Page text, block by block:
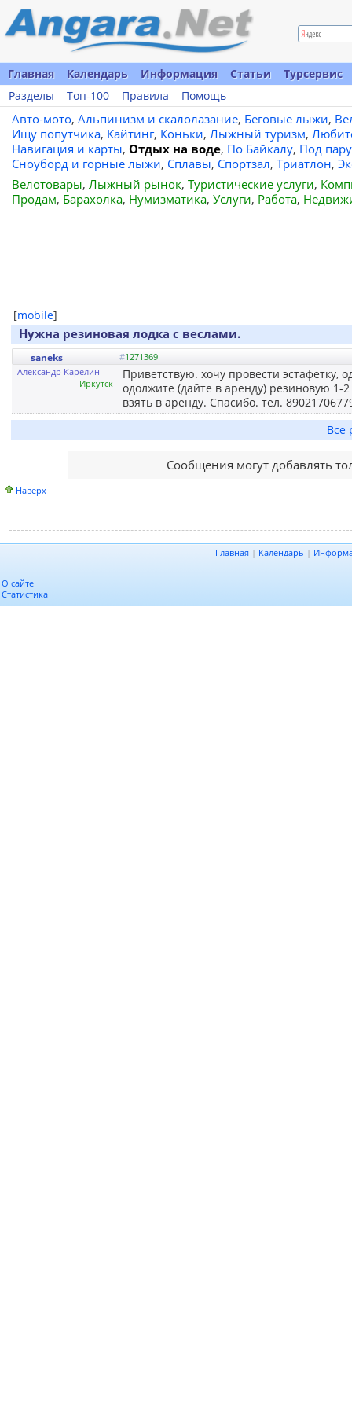
Главная Календарь Информация Статьи
Турсервис
Разделы
Топ-100 Правила Помощь
Авто-мото, Альпинизм и скалолазание, Беговые лыжи,
Ищу попутчика, Кайтинг, Коньки, Лыжный туризм,
Навигация и карты, Отдых на воде, По Байкалу, Под
Сноуборд и горные лыжи, Сплавы, Спортзал, Триатлон,
Велотовары, Лыжный рынок, Туристические услуги,
Продам, Барахолка, Нумизматика, Услуги, Работа,
[mobile]
Нужна резиновая лодка с веслами.
saneks #1271369
Александр Карелин
Иркутск
Приветствую. хочу провести эстафетку,
одолжите (дайте в аренду) резиновую 1-
взять в аренду. Спасибо. тел.
Все
Сообщения могут добавлять
Наверх
Главная | Календарь |
О сайте
Статистика